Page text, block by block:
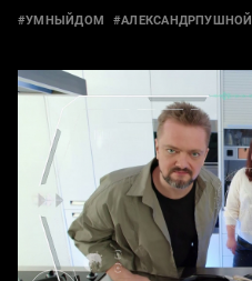
#УМНЫЙДОМ #АЛЕКСАНДРПУШНОЙ